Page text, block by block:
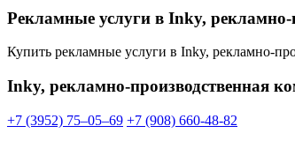
Рекламные услуги в Inky,
Купить рекламные услуги в Inky, рекламно-
Inky, рекламно-производственная
+7 (3952) 75‒05‒69 +7 (908) 660-48-82